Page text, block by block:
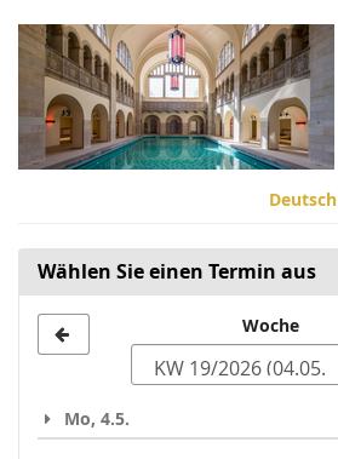
Zum
Haupt-
Inhalt
springen
Deutsch
Wählen Sie einen Termin aus
zur
auswählen
Woche
Mo, 4.5.